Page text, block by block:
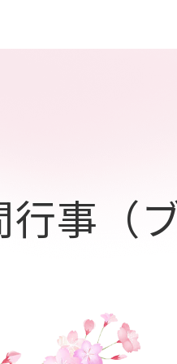
行事 （